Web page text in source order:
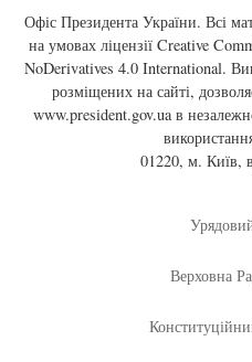
Офіс Президента України. Всі
на умовах ліцензії Creative
NoDerivatives 4.0 International.
розміщених на сайті,
www.president.gov.uaв
01220, м. Київ,
Верховна